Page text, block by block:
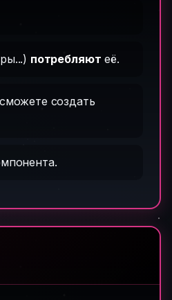
потребляют её.
создать